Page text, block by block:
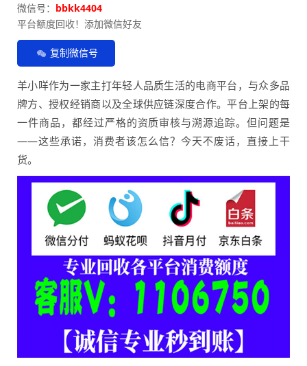
微信号： bbkk4404
平台额度回收！添加微信好友
复制微信号
羊小咩作为一家主打年轻人品质生活的电商平台，与众多品
牌方、授权经销商以及全球供应链深度合作。平台上架的每
一件商品，都经过严格的资质审核与溯源追踪。但问题是
——这些承诺，消费者该怎么信？今天不废话，直接上干
货。